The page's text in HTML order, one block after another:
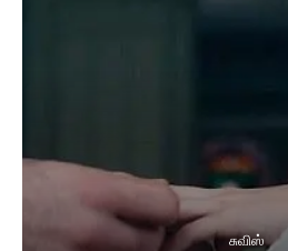
சுவிஸ்